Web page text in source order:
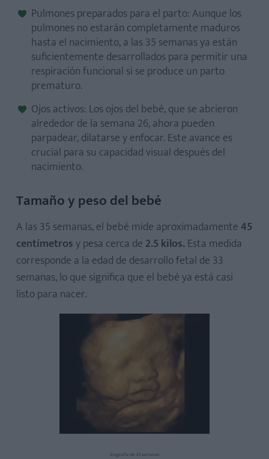
¿La inteligencia se hereda?
¿Cómo me preparo para dar el pecho?
Pulmones preparados para el parto: Aunque los
pulmones no estarán completamente maduros
hasta el nacimiento, a las 35 semanas ya están
suficientemente desarrollados para permitir una
respiración funcional si se produce un parto
prematuro.
Ojos activos: Los ojos del bebé, que se abrieron
alrededor de la semana 26, ahora pueden
parpadear, dilatarse y enfocar. Este avance es
crucial para su capacidad visual después del
nacimiento.
Tamaño y peso del bebé
A las 35 semanas, el bebé mide aproximadamente45
centímetrosy pesa cerca de 2.5 kilos. Esta medida
corresponde a la edad de desarrollo fetal de 33
semanas, lo que significa que el bebé ya está casi
listo para nacer.
Ecografía de 35 semanas